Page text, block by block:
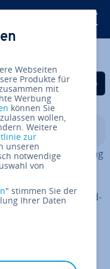
teilen
Twitter teilen
Auf LinkedIn
Diese Re­de­wen­dung
am Wei­ter­ge­ben
ist selbst­ver­ständ­
ver­wen­de­ten
stellten ihre Fä­hig­
der Ge­sell­schaft
Bilder an jüngere
Webseiten
Produkte für
mit
Werbung
können Sie
wollen,
Weitere
zur
unseren
notwendige
von
" stimmen Sie der
Ihrer Daten